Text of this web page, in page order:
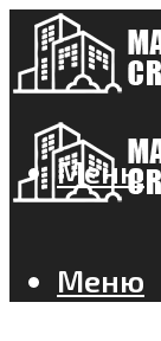
Меню
Меню